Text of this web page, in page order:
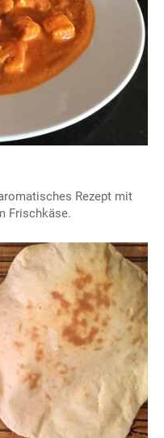
Rezept mit
Frischkäse.